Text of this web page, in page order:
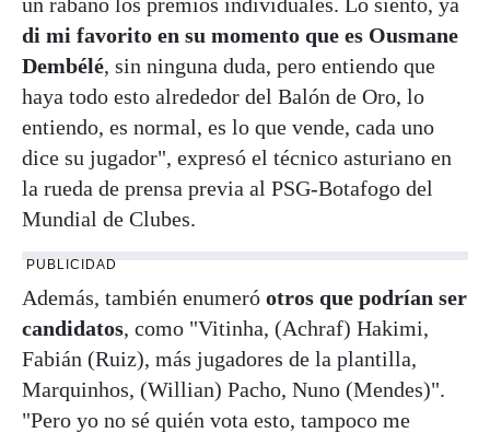
di mi favorito en su momento que es Ousmane
Dembélé, sin ninguna duda, pero entiendo que
haya todo esto alrededor del Balón de Oro, lo
entiendo, es normal, es lo que vende, cada uno
dice su jugador", expresó el técnico asturiano en
la rueda de prensa previa al PSG-Botafogo del
Mundial de Clubes.
PUBLICIDAD
Además, también enumeró otros que podrían ser
candidatos, como "Vitinha, (Achraf) Hakimi,
Fabián (Ruiz), más jugadores de la plantilla,
Marquinhos, (Willian) Pacho, Nuno (Mendes)".
"Pero yo no sé quién vota esto, tampoco me